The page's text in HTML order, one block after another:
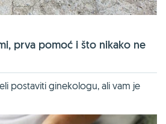
prva pomoć i što nikako ne
postaviti ginekologu, ali vam je